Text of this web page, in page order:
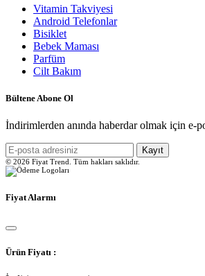
Vitamin Takviyesi
Android Telefonlar
Bisiklet
Bebek Maması
Parfüm
Cilt Bakım
Bültene Abone Ol
İndirimlerden anında haberdar olmak için e-
Kayıt
© 2026 Fiyat Trend. Tüm hakları saklıdır.
Fiyat Alarmı
Ürün Fiyatı :